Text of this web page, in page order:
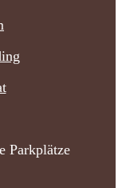
Parkplätze